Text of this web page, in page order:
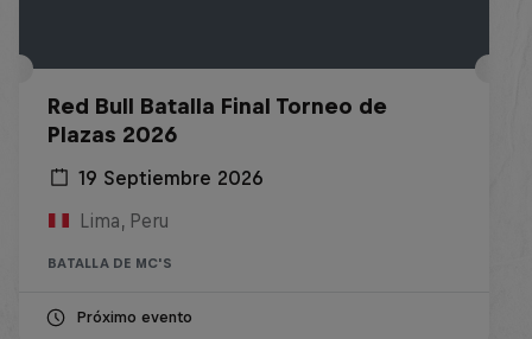
Red Bull Batalla Final Torneo de
Plazas 2026
19 Septiembre 2026
Lima, Peru
BATALLA DE MC'S
Próximo evento